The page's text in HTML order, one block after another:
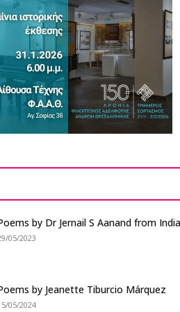
by Dr Jernail S Aanand from
05/2023
by Jeanette Tiburcio Márquez
05/2024